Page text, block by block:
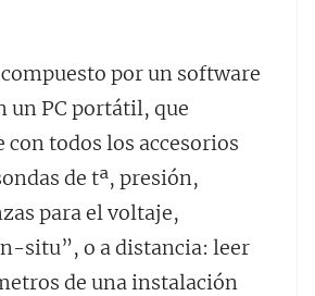
por un software
un PC portátil, que
todos los accesorios
de tª, presión,
para el voltaje,
situ”, o a distancia: leer
de una instalación